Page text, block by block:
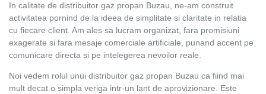
In calitate de distribuitor gaz propan Buzau, ne-am construit
activitatea pornind de la ideea de simplitate si claritate in relatia
cu fiecare client. Am ales sa lucram organizat, fara promisiuni
exagerate si fara mesaje comerciale artificiale, punand accent pe
comunicare directa si pe intelegerea nevoilor reale.
Noi vedem rolul unui distribuitor gaz propan Buzau ca fiind mai
mult decat o simpla veriga intr-un lant de aprovizionare. Este